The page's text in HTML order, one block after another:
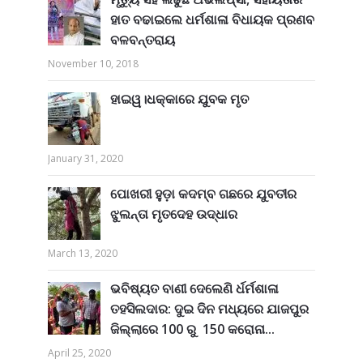
ହାତ ବଢାଇଲେ ଧର୍ମଶାଳା ବିଧାୟକ ପ୍ରଣବ
ବଳବନ୍ତରାୟ
November 10, 2018
ହାଇୱ।ଧକ୍କାରେ ଯୁବକ ମୃତ
January 31, 2020
ପୋଖରୀ ହୁଡ଼ା କଦମ୍ବ ଗଛରେ ଯୁବତୀର
ଝୁଲନ୍ତା ମୃତଦେହ ଉଦ୍ଧାର
March 13, 2020
ଭବିଷ୍ୟତ ବାଣୀ ଦେଲେଣି ର୍ଧର୍ମଶାଳା
ତହସିଲଦାର: ଦୁଇ ଦିନ ମଧ୍ୟରେ ଯାଜପୁର
ଜିଲ୍ଲାରେ 100 ରୁ 150 କରୋନା...
April 25, 2020